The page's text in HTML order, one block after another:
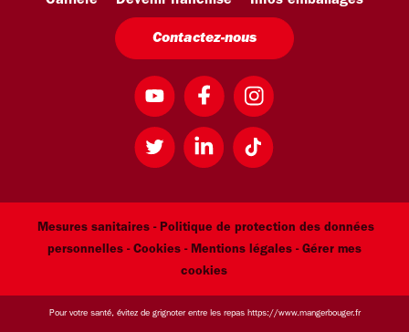
Contactez-nous
Mesures sanitaires - Politique de protection des données
personnelles - Cookies - Mentions légales - Gérer mes
cookies
Pour votre santé, évitez de grignoter entre les repas https://www.mangerbouger.fr